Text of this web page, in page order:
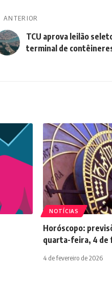
ANTERIOR
TCU aprova leilão
terminal de
NOTÍCIAS
Horóscopo:
quarta-feira, 4 de
4 de fevereiro de 2026